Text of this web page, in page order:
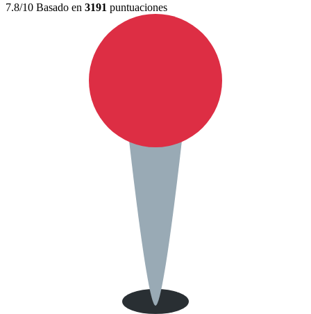
7.8/10 Basado en 3191 puntuaciones